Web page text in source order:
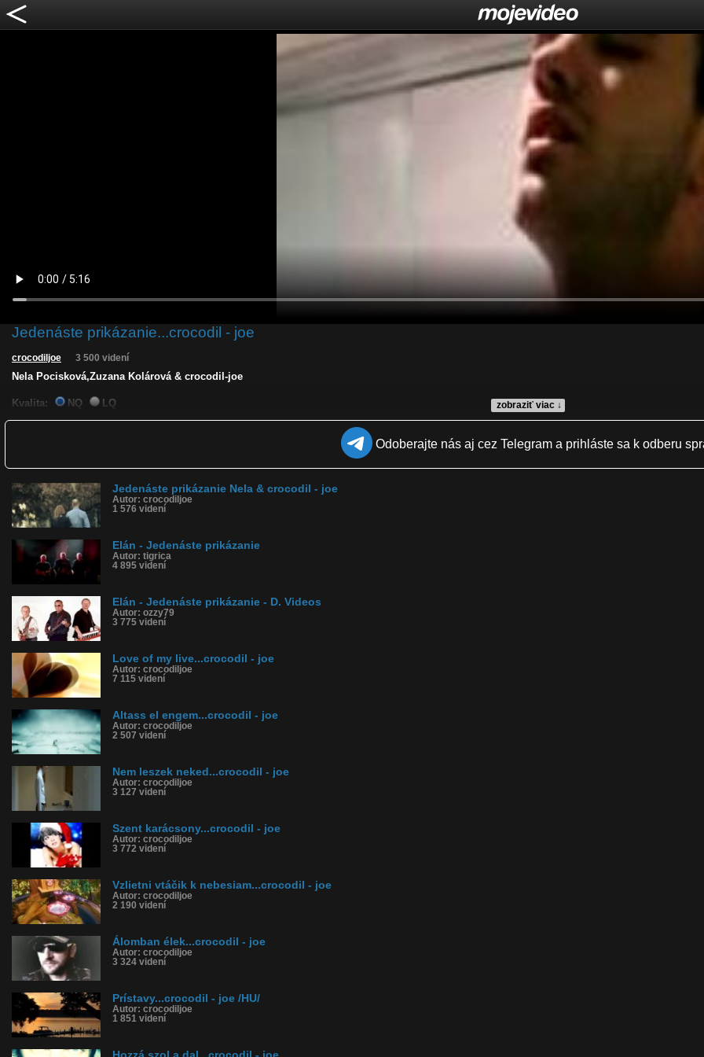
Jedenáste prikázanie...crocodil - joe
zobraziť viac ↓
crocodiljoe 3 500 videní
Nela Pocisková,Zuzana Kolárová & crocodil-joe
Kvalita: NQ
LQ
Dľžka: 5:16
Tagy: crocodil-joe
História sledovanosti videa:
Odoberajte nás aj cez Telegram a prihláste sa k odberu
Jedenáste prikázanie Nela & crocodil - joe
Autor: crocodiljoe
1 576 videní
Elán - Jedenáste prikázanie
Autor: tigrica
4 895 videní
Elán - Jedenáste prikázanie - D. Videos
Autor: ozzy79
3 775 videní
Love of my live...crocodil - joe
Autor: crocodiljoe
7 115 videní
Altass el engem...crocodil - joe
Autor: crocodiljoe
2 507 videní
Nem leszek neked...crocodil - joe
Autor: crocodiljoe
3 127 videní
Szent karácsony...crocodil - joe
Autor: crocodiljoe
3 772 videní
Vzlietni vtáčik k nebesiam...crocodil - joe
Autor: crocodiljoe
2 190 videní
Álomban élek...crocodil - joe
Autor: crocodiljoe
3 324 videní
Prístavy...crocodil - joe /HU/
Autor: crocodiljoe
1 851 videní